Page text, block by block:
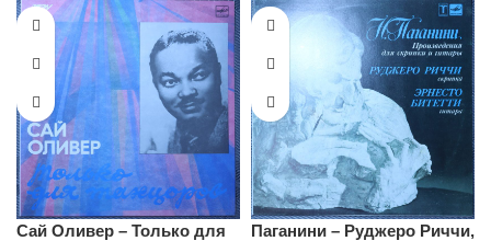
Сай Оливер – Только для
Паганини – Руджеро Риччи,